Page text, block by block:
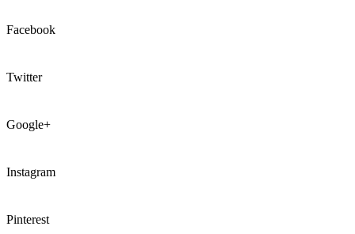
Facebook
Twitter
Google+
Instagram
Pinterest